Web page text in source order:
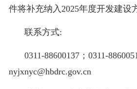
件将补充纳入2025年度开发建设
联系方式:
0311-88600137；0311-
nyjxnyc@hbdrc.gov.cn